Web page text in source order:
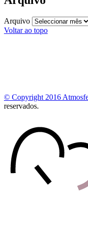
Arquivo
Voltar ao topo
© Copyright 2016
reservados.